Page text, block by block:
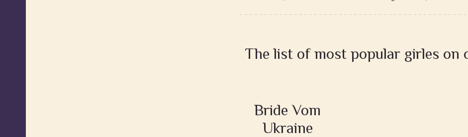
The list of most popular girles on
Bride Vom
Ukraine